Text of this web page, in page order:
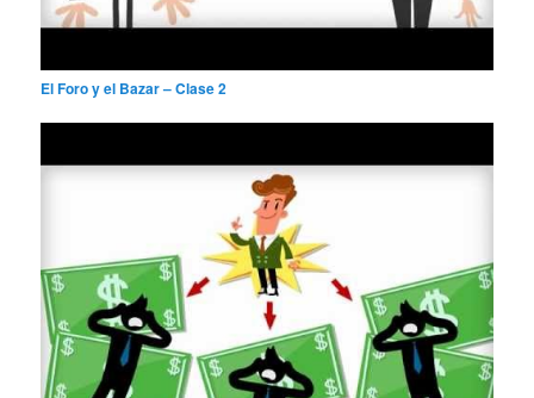
El Foro y el Bazar – Clase 2